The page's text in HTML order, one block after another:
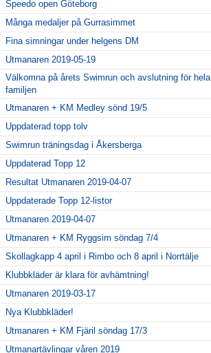
Speedo open Göteborg
Många medaljer på Gurrasimmet
Fina simningar under helgens DM
Utmanaren 2019-05-19
Välkomna på årets Swimrun och avslutning för hela
familjen
Utmanaren + KM Medley sönd 19/5
Uppdaterad topp tolv
Swimrun träningsdag i Åkersberga
Uppdaterad Topp 12
Resultat Utmanaren 2019-04-07
Uppdaterade Topp 12-listor
Utmanaren 2019-04-07
Utmanaren + KM Ryggsim söndag 7/4
Skollagkapp 4 april i Rimbo och 8 april i Norrtälje
Klubbkläder är klara för avhämtning!
Utmanaren 2019-03-17
Nya Klubbkläder!
Utmanaren + KM Fjäril söndag 17/3
Utmanartävlingar våren 2019